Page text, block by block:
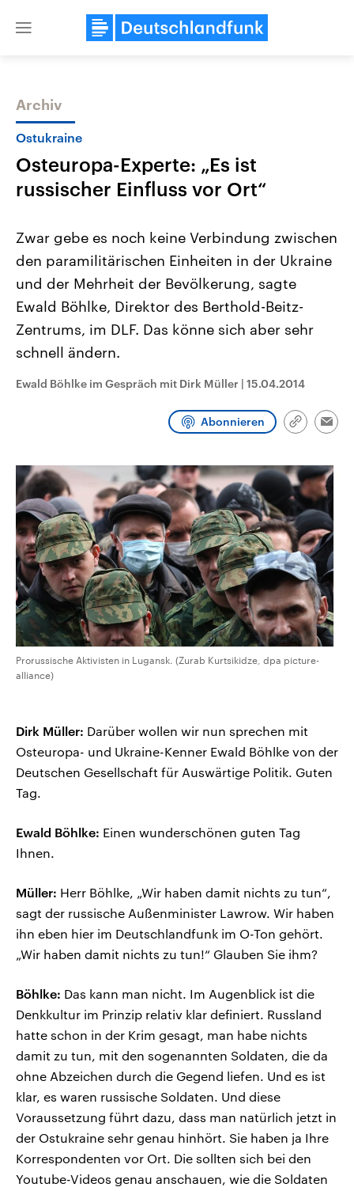
Close
Themen
Landtagswahl Sachsen-Anhalt
2026
Alle Informationen
Sachsen-Anhalt wählt am 6.
September 2026 einen neuen
Landtag. Seit 2021 wird das
Bundesland von einer Koalition aus
Umfragen, Prognosen,
Wahlprogramme, aktuelle Berichte
und Kandidaten der anstehenden
Aktuelle Beiträge,
Hintergründe
Wirtschaftlich und
gehören die Vereinigten
den mächtigsten Ländern
Archiv
Ostukraine
Osteuropa-Experte: „Es ist
russischer Einfluss vor Ort“
Zwar gebe es noch keine Verbindung zwischen
den paramilitärischen Einheiten in der Ukraine
und der Mehrheit der Bevölkerung, sagte
Ewald Böhlke, Direktor des Berthold-Beitz-
Zentrums, im DLF. Das könne sich aber sehr
schnell ändern.
Ewald Böhlke im Gespräch mit Dirk Müller | 15.04.2014
Abonnieren
Link
Prorussische Aktivisten in Lugansk. (Zurab Kurtsikidze, dpa picture-
alliance)
Dirk Müller: Darüber wollen wir nun sprechen mit
Osteuropa- und Ukraine-Kenner Ewald Böhlke von der
Deutschen Gesellschaft für Auswärtige Politik. Guten
Tag.
Ewald Böhlke: Einen wunderschönen guten Tag
Ihnen.
Müller: Herr Böhlke, „Wir haben damit nichts zu tun“,
sagt der russische Außenminister Lawrow. Wir haben
ihn eben hier im Deutschlandfunk im O-Ton gehört.
„Wir haben damit nichts zu tun!“ Glauben Sie ihm?
Böhlke: Das kann man nicht. Im Augenblick ist die
Denkkultur im Prinzip relativ klar definiert. Russland
hatte schon in der Krim gesagt, man habe nichts
damit zu tun, mit den sogenannten Soldaten, die da
ohne Abzeichen durch die Gegend liefen. Und es ist
klar, es waren russische Soldaten. Und diese
Voraussetzung führt dazu, dass man natürlich jetzt in
der Ostukraine sehr genau hinhört. Sie haben ja Ihre
Korrespondenten vor Ort. Die sollten sich bei den
Youtube-Videos genau anschauen, wie die Soldaten